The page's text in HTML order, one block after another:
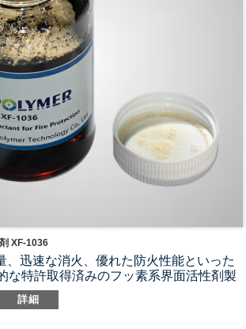
XF-1036
、迅速な消火、優れた防火性能といった
な特許取得済みのフッ素系界面活性剤製
詳細